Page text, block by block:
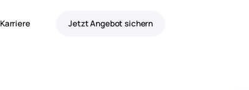
Karriere Jetzt Angebot sichern